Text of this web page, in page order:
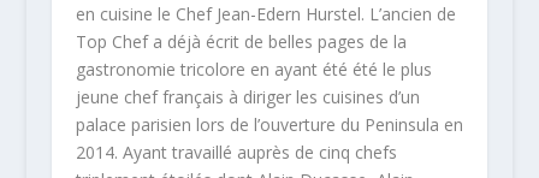
en cuisine le Chef Jean-Edern Hurstel. L’ancien de
Top Chef a déjà écrit de belles pages de la
gastronomie tricolore en ayant été été le plus
jeune chef français à diriger les cuisines d’un
palace parisien lors de l’ouverture du Peninsula en
2014. Ayant travaillé auprès de cinq chefs